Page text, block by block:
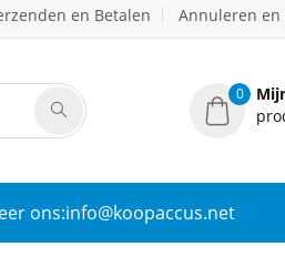
en Betalen Annuleren en
0
ons:info@koopaccus.net